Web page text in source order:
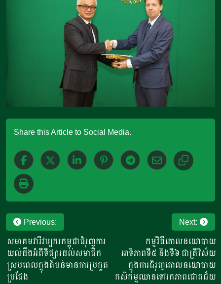
Share this Article to Social Media.
Post
navigation
Previous:
សមាគមវារីវប្បករកម្ពុជាជំរុញការ
យល់ដឹងអំពីទីផ្សារដល់សមាជិក
ស្របពេលក្នុងតំបន់មានការប្រកួត
ប្រជែង
Next:
កម្មវិធីគោលនយោបាយ
អាទិភាពទី៥ និងទី៦ ជាត្រីវិស័យ
ក្នុងការជំរុញគោលនយោបាយ
កសិកម្មឈានទៅរកភាពជោគជ័យ